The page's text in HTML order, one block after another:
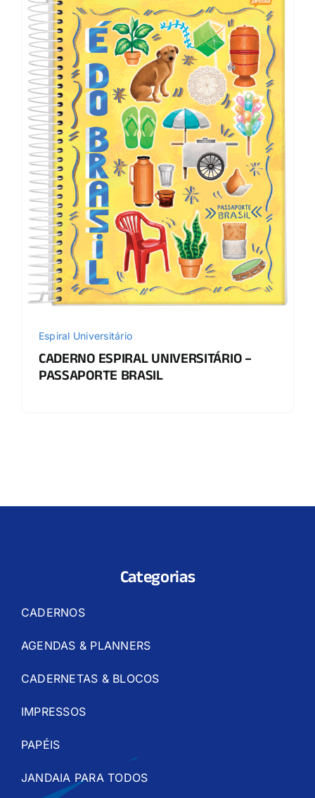
Espiral Universitário
CADERNO ESPIRAL UNIVERSITÁRIO –
PASSAPORTE BRASIL
Categorias
CADERNOS
AGENDAS & PLANNERS
CADERNETAS & BLOCOS
IMPRESSOS
PAPÉIS
JANDAIA PARA TODOS